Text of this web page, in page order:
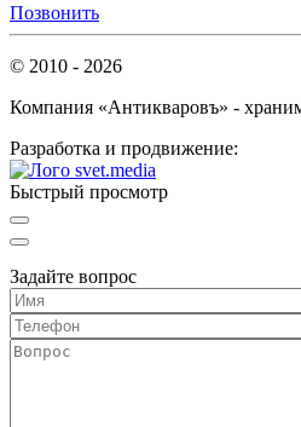
Позвонить
© 2010 - 2026
Компания «Антикваровъ» -
Разработка и продвижение:
Быстрый просмотр
Задайте вопрос